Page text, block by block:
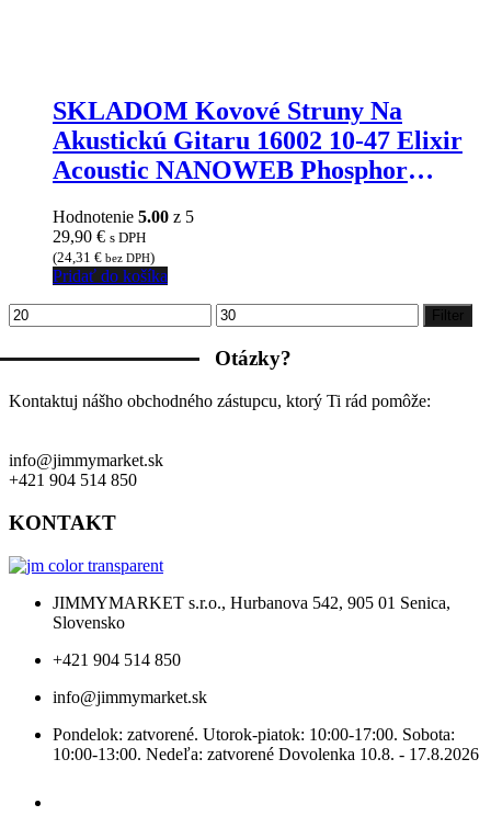
SKLADOM Kovové Struny Na
Akustickú Gitaru 16002 10-47 Elixir
Acoustic NANOWEB Phosphor
MARKET SENICA
Hodnotenie 5.00 z 5
29,90 € s DPH
(24,31 € bez DPH)
Pridať do košíka
Minimálna
cena
Maximálna
cena
Filter
Otázky?
Kontaktuj nášho obchodného zástupcu, ktorý Ti rád pomôže:
info@jimmymarket.sk
+421 904 514 850
KONTAKT
JIMMYMARKET s.r.o., Hurbanova 542, 905 01 Senica,
Slovensko
+421 904 514 850
info@jimmymarket.sk
Pondelok: zatvorené. Utorok-piatok: 10:00-17:00. Sobota:
10:00-13:00. Nedeľa: zatvorené Dovolenka 10.8. - 17.8.2026